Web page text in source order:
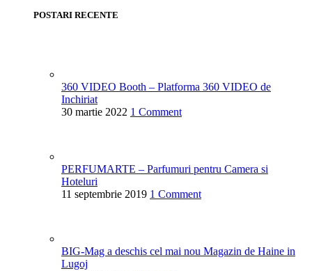
POSTARI RECENTE
360 VIDEO Booth – Platforma 360 VIDEO de
Inchiriat
30 martie 2022 1 Comment
PERFUMARTE – Parfumuri pentru Camera si
Hoteluri
11 septembrie 2019 1 Comment
BIG-Mag a deschis cel mai nou Magazin de Haine in
Lugoj